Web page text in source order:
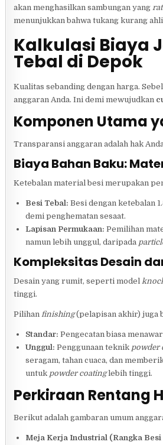
akan menghasilkan sambungan yang
menunjukkan bahwa tukang kurang
Kalkulasi Biaya
Tebal di Depok
Kualitas sebanding dengan harga.
anggaran Anda. Ini demi mewujudkan
Komponen Utama
Transparansi anggaran adalah hak
Biaya Bahan Baku:
Ketebalan material besi merupakan
Besi Tebal: Besi dengan ketebalan
demi penghematan sesaat.
Lapisan Permukaan: Pemilihan
namun lebih unggul, daripada
Kompleksitas Desain
Desain yang rumit, seperti model
tinggi.
Pilihan finishing(pelapisan akhir) juga
Standar: Pengecatan biasa
Unggul: Penggunaan teknik powder
seragam, tahan cuaca, dan
untuk powder coatinglebih tinggi.
Perkiraan Rentang
Berikut adalah gambaran umum
Meja Kerja Industrial (Rangka Besi